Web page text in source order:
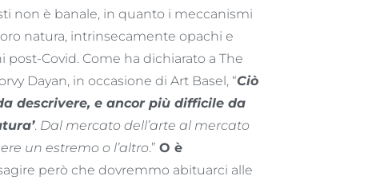
non è banale, in quanto i meccanismi
natura, intrinsecamente opachi e
Covid. Come ha dichiarato a The
Dayan, in occasione di Art Basel, “Ciò
descrivere, e ancor più difficile da
. Dal mercato dell’arte al mercato
un estremo o l’altro.” O è
però che dovremmo abituarci alle